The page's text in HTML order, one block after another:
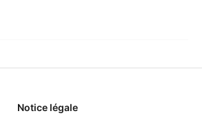
Notice légale